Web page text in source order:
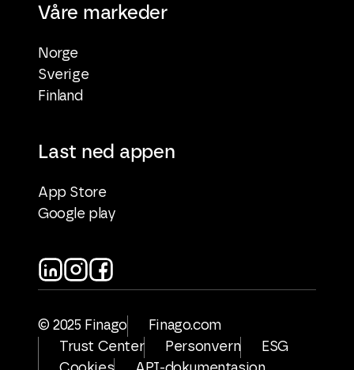
Våre markeder
Norge
Sverige
Finland
Last ned appen
App Store
Google play
© 2025 Finago
Finago.com
Trust Center
Personvern
ESG